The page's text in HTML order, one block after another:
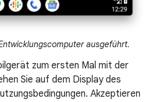
ausgeführt.
zum ersten Mal mit der
Sie auf dem Display des
Akzeptieren